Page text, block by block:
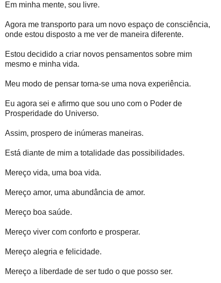
Em minha mente, sou livre.
Agora me transporto para um novo espaço de consciência,
onde estou disposto a me ver de maneira diferente.
Estou decidido a criar novos pensamentos sobre mim
mesmo e minha vida.
Meu modo de pensar torna-se uma nova experiência.
Eu agora sei e afirmo que sou uno com o Poder de
Prosperidade do Universo.
Assim, prospero de inúmeras maneiras.
Está diante de mim a totalidade das possibilidades.
Mereço vida, uma boa vida.
Mereço amor, uma abundância de amor.
Mereço boa saúde.
Mereço viver com conforto e prosperar.
Mereço alegria e felicidade.
Mereço a liberdade de ser tudo o que posso ser.